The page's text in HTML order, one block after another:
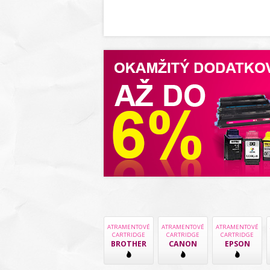
ATRAMENTOVÉ
CARTRIDGE
BROTHER
ATRAMENTOVÉ
CARTRIDGE
CANON
ATRAMENTOVÉ
CARTRIDGE
EPSON